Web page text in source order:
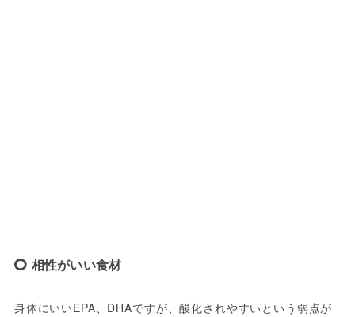
相性がいい食材
身体にいいEPA、DHAですが、酸化されやすいという弱点が